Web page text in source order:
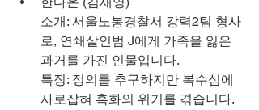
소개: 서울노봉경찰서 강력2팀 형사
로, 연쇄살인범 J에게 가족을 잃은
과거를 가진 인물입니다.
특징: 정의를 추구하지만 복수심에
사로잡혀 흑화의 위기를 겪습니다.